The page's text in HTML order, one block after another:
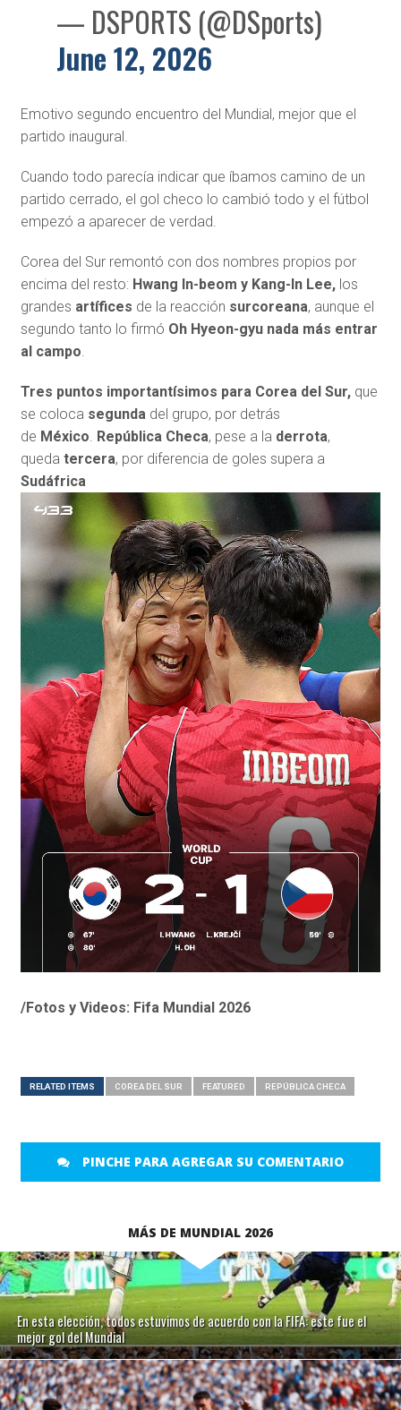
— DSPORTS (@DSports)
June 12, 2026
Emotivo segundo encuentro del Mundial, mejor que el
partido inaugural.
Cuando todo parecía indicar que íbamos camino de un
partido cerrado, el gol checo lo cambió todo y el fútbol
empezó a aparecer de verdad.
Corea del Sur remontó con dos nombres propios por
encima del resto:Hwang In-beom y Kang-In Lee,los
grandes artífices de la reacción surcoreana, aunque el
segundo tanto lo firmó Oh Hyeon-gyu nada más entrar
al campo.
Tres puntos importantísimos para Corea del Sur,que
se coloca segunda del grupo, por detrás
de México. República Checa, pese a la derrota,
queda tercera, por diferencia de goles supera a
Sudáfrica
/Fotos y Videos: Fifa Mundial 2026
RELATED ITEMS COREA DEL SUR FEATURED REPÚBLICA CHECA
PINCHE PARA AGREGAR SU COMENTARIO
MÁS DE MUNDIAL 2026
En esta elección, todos estuvimos de acuerdo con la FIFA: este fue el
mejor gol del Mundial